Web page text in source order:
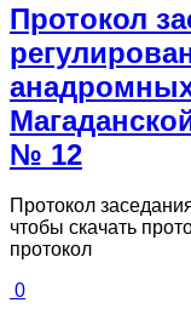
Протокол
№ 12
Протокол
чтобы скачать
протокол
0